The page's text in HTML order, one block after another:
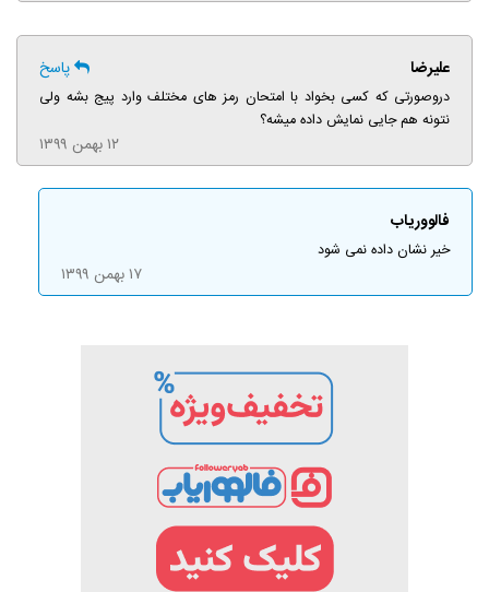
علیرضا پاسخ
دروصورتی که کسی بخواد با امتحان رمز های مختلف وارد پیج بشه ولی
نتونه هم جایی نمایش داده میشه؟
۱۲ بهمن ۱۳۹۹
فالووریاب
خیر نشان داده نمی شود
۱۷ بهمن ۱۳۹۹